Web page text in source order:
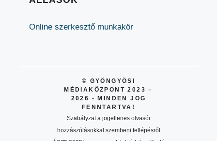
Online szerkesztő munkakör
© GYÖNGYÖSI
MÉDIAKÖZPONT 2023 –
2026 - MINDEN JOG
FENNTARTVA!
Szabályzat a jogellenes olvasói
hozzászólásokkal szembeni fellépésről